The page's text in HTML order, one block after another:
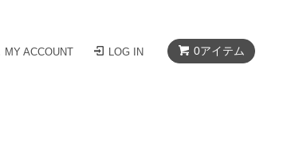
0アイテム
MY ACCOUNT LOG IN